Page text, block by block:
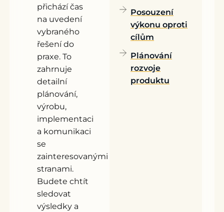
přichází čas
na uvedení
vybraného
řešení do
praxe. To
zahrnuje
detailní
plánování,
výrobu,
implementaci
a komunikaci
se
zainteresovanými
stranami.
Budete chtít
sledovat
výsledky a
Posouzení
výkonu oproti
cílům
Plánování
rozvoje
produktu